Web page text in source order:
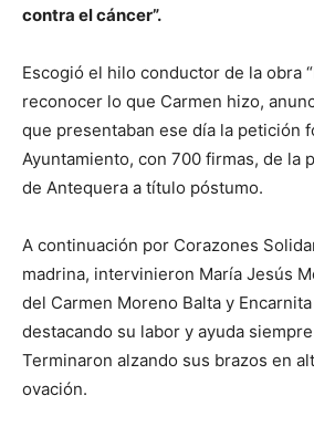
contra el cáncer”.
Escogió el hilo conductor de la obra
reconocer lo que Carmen hizo,
que presentaban ese día la petición
Ayuntamiento, con 700 firmas, de la
de Antequera a título póstumo.
A continuación por Corazones
madrina, intervinieron María Jesús
del Carmen Moreno Balta y
destacando su labor y ayuda
Terminaron alzando sus brazos en
ovación.